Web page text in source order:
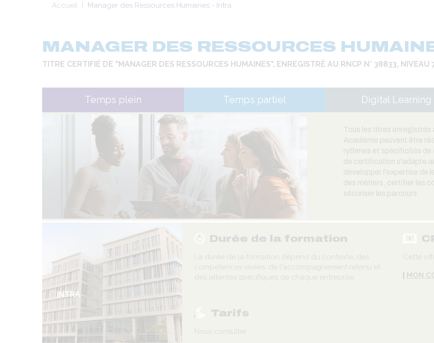
Fil
Accueil Manager des Ressources Humaines - Intra
MANAGER DES RESSOURCES
TITRE CERTIFIÉ DE "MANAGER DES RESSOURCES HUMAINES", ENREGISTRÉ AU RNCP N° 38833, NIVEAU
Temps plein Temps partiel Digital Learning
Tous les titres enregistrés
Académie peuvent être
rythmes et spécificités de
de certification s'adapte
développer l'expertise de
des métiers, certifier les
sécuriser les parcours.
INTRA
Durée de la formation
La durée de la formation dépend du contexte, des
compétences visées, de l'accompagnement retenu et
des attentes spécifiques de chaque entreprise.
Cette
MON
Tarifs
Nous consulter